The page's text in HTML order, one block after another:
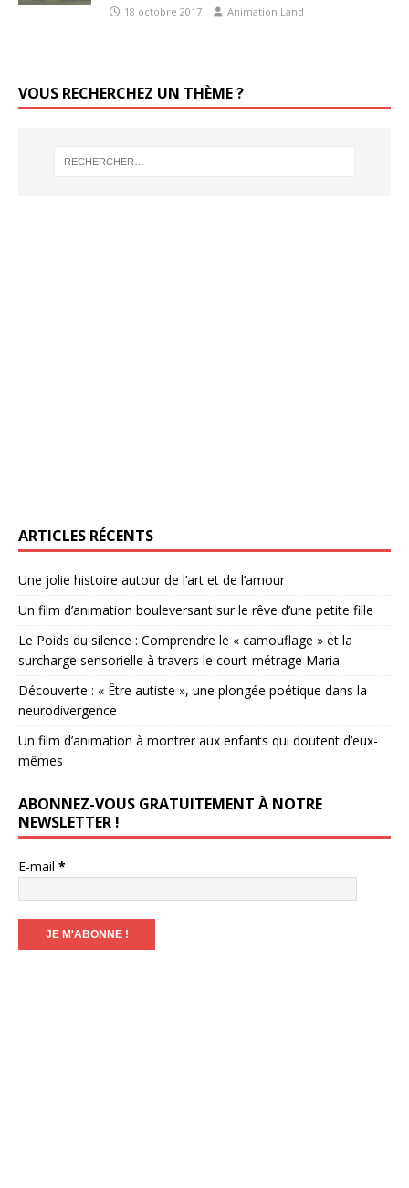
18 octobre 2017 Animation Land
VOUS RECHERCHEZ UN THÈME ?
ARTICLES RÉCENTS
Une jolie histoire autour de l’art et de l’amour
Un film d’animation bouleversant sur le rêve d’une petite fille
Le Poids du silence : Comprendre le « camouflage » et la
surcharge sensorielle à travers le court-métrage Maria
Découverte : « Être autiste », une plongée poétique dans la
neurodivergence
Un film d’animation à montrer aux enfants qui doutent d’eux-
mêmes
ABONNEZ-VOUS GRATUITEMENT À NOTRE
NEWSLETTER !
E-mail *